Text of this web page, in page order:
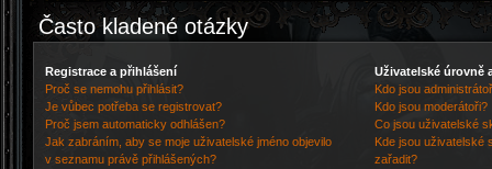
Často kladené otázky
Registrace a přihlášení
Proč se nemohu přihlásit?
Je vůbec potřeba se registrovat?
Proč jsem automaticky odhlášen?
Jak zabráním, aby se moje uživatelské jméno objevilo
v seznamu právě přihlášených?
Uživatelské úrovně
Kdo jsou
Kdo jsou moderátoři?
Co jsou uživatelské
Kde jsou uživatelské
zařadit?